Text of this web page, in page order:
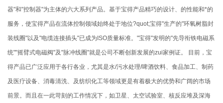
器"和"控制器"为主体的六大系列产品。基于宝得产品精巧的设计、的性能和*的
服务，使宝得产品在流体控制领域始终处于地位?quot;宝得"生产的"环氧树脂封
装线圈"以及"电缆连接插头"已成为ISO质量标准。"宝得"发明的"先导衔铁电磁系
统""摇臂式电磁阀"及"脉冲线圈"就是公司不断创新发展的zui家例证。 目前，宝
得产品已广泛应用于各行各业，尤其是水/污水处理/啤酒饮料、食品加工、制药
及医疗设备、消毒清洗、及纺织化工等领域更是有着极大的优势和广阔的市场
前景。而且在一此苛刻的工作情况下，如卫星、太空试验室、核反应堆及深海